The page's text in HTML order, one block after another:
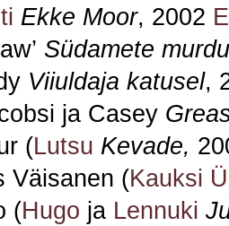
Ekke Moor, 2002
Südamete
Viiuldaja katusel,
ja Casey
(Lutsu Kevade,
Väisanen (Kauksi
(Hugo ja Lennuki